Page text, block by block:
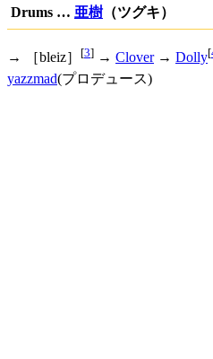
Drums … 亜樹 （ツグキ）
→ ［bleiz］ [3] → Clover→ Dolly[
yazzmad(プロデュース)